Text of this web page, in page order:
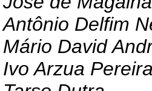
Antônio Delfim
Mário David
Ivo Arzua Pereira